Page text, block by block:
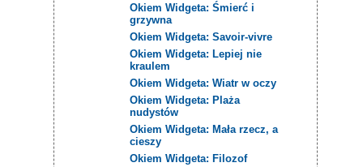
Okiem Widgeta: Śmierć i
grzywna
Okiem Widgeta: Savoir-vivre
Okiem Widgeta: Lepiej nie
kraulem
Okiem Widgeta: Wiatr w oczy
Okiem Widgeta: Plaża
nudystów
Okiem Widgeta: Mała rzecz, a
cieszy
Okiem Widgeta: Filozof